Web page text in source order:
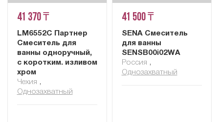
41 370 ₸
LM6552C Партнер
Смеситель для
ванны одноручный,
с коротким. изливом
хром
Чехия ,
Однозахватный
41 500 ₸
SENA Смеситель
для ванны
SENSB00i02WA
Россия ,
Однозахватный